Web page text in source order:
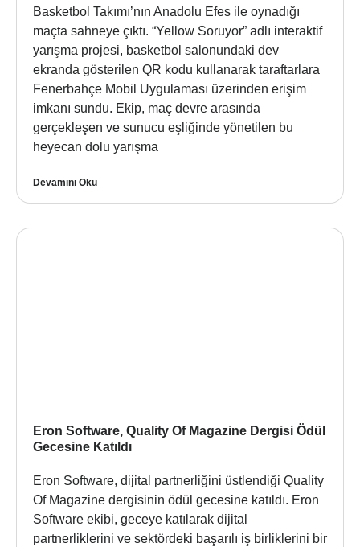
Basketbol Takımı’nın Anadolu Efes ile oynadığı
maçta sahneye çıktı. “Yellow Soruyor” adlı interaktif
yarışma projesi, basketbol salonundaki dev
ekranda gösterilen QR kodu kullanarak taraftarlara
Fenerbahçe Mobil Uygulaması üzerinden erişim
imkanı sundu. Ekip, maç devre arasında
gerçekleşen ve sunucu eşliğinde yönetilen bu
heyecan dolu yarışma
Devamını Oku
Eron Software, Quality Of Magazine Dergisi Ödül
Gecesine Katıldı
Eron Software, dijital partnerliğini üstlendiği Quality
Of Magazine dergisinin ödül gecesine katıldı. Eron
Software ekibi, geceye katılarak dijital
partnerliklerini ve sektördeki başarılı iş birliklerini bir